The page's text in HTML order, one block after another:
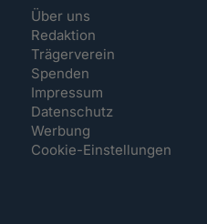
Über uns
Redaktion
Trägerverein
Spenden
Impressum
Datenschutz
Werbung
Cookie-Einstellungen